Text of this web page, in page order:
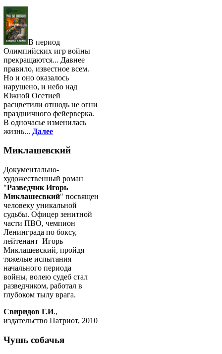
В период
Олимпийских игр войны
прекращаются... Давнее
правило, известное всем.
Но и оно оказалось
нарушено, и небо над
Южной Осетией
расцветили отнюдь не огни
праздничного фейерверка.
В одночасье изменилась
жизнь... Далее
Миклашевский
Документально-
художественный роман
"Разведчик Игорь
Миклашесвкий" посвящен
человеку уникальной
судьбы. Офицер зенитной
части ПВО, чемпион
Ленинграда по боксу,
лейтенант Игорь
Миклашевский, пройдя
тяжелые испытания
начального периода
войны, волею судеб стал
разведчиком, работал в
глубоком тылу врага.
Свиридов Г.И.,
издательство Патриот, 2010
Чушь собачья